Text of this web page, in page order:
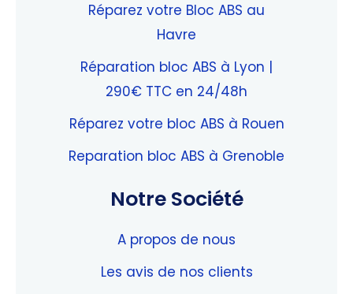
Réparez votre Bloc ABS au
Havre
Réparation bloc ABS à Lyon |
290€ TTC en 24/48h
Réparez votre bloc ABS à Rouen
Reparation bloc ABS à Grenoble
Notre Société
A propos de nous
Les avis de nos clients